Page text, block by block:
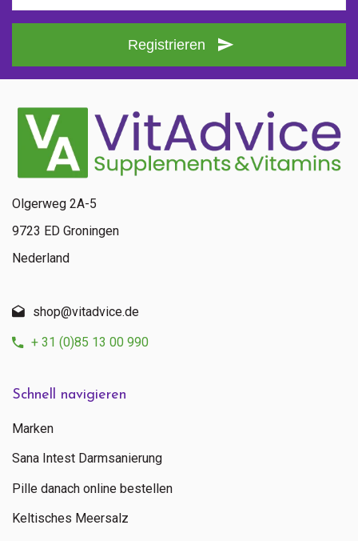
Registrieren
Schnell navigieren
Marken
Sana Intest Darmsanierung
Pille danach online bestellen
Keltisches Meersalz
Olgerweg 2A-5
9723 ED Groningen
Nederland
shop@vitadvice.de
+ 31 (0)85 13 00 990